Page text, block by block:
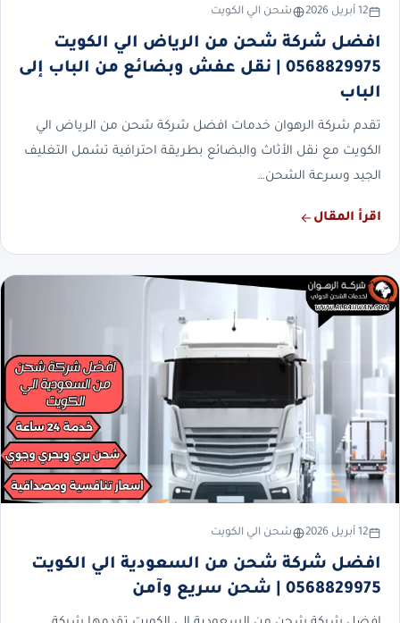
12 أبريل 2026 شحن الي الكويت
افضل شركة شحن من الرياض الي الكويت
0568829975 | نقل عفش وبضائع من الباب إلى
الباب
تقدم شركة الرهوان خدمات افضل شركة شحن من الرياض الي
الكويت مع نقل الأثاث والبضائع بطريقة احترافية تشمل التغليف
الجيد وسرعة الشحن…
اقرأ المقال
12 أبريل 2026 شحن الي الكويت
افضل شركة شحن من السعودية الي الكويت
0568829975 | شحن سريع وآمن